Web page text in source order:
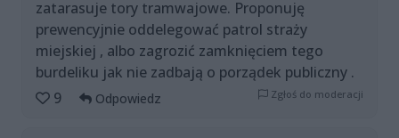
zatarasuje tory tramwajowe. Proponuję
prewencyjnie oddelegować patrol straży
miejskiej , albo zagrozić zamknięciem tego
burdeliku jak nie zadbają o porządek publiczny .
9
Odpowiedz Zgłoś do moderacji